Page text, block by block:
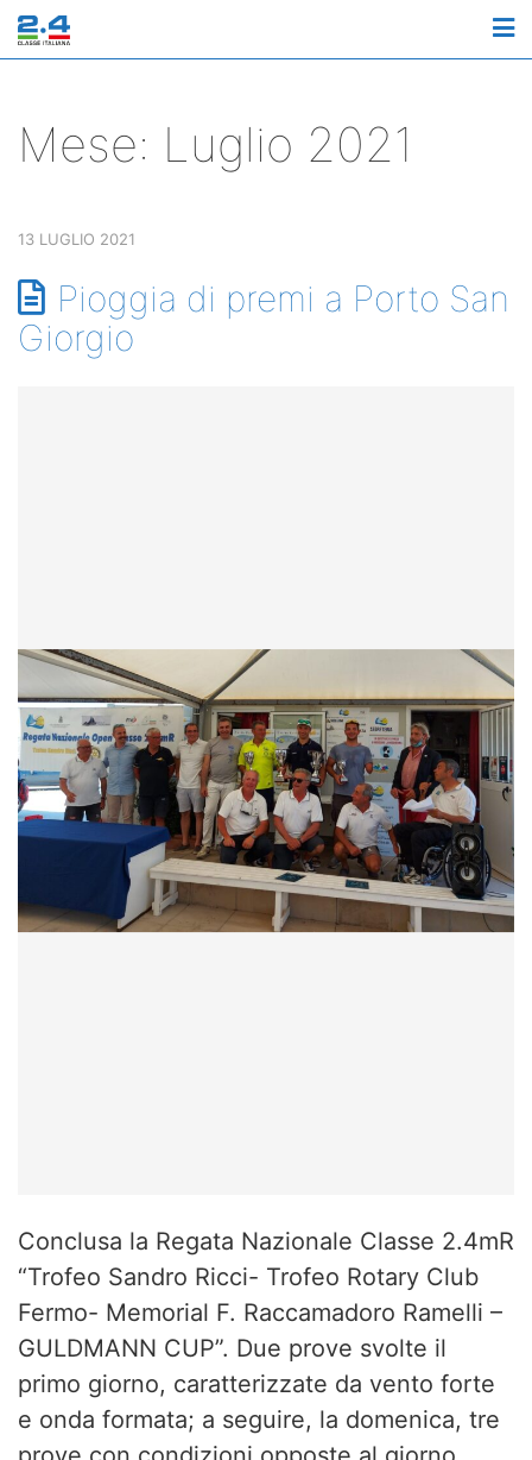
Mese: Luglio 2021
13 LUGLIO 2021
Pioggia di premi a Porto San
Giorgio
Conclusa la Regata Nazionale Classe 2.4mR
“Trofeo Sandro Ricci- Trofeo Rotary Club
Fermo- Memorial F. Raccamadoro Ramelli –
GULDMANN CUP”. Due prove svolte il
primo giorno, caratterizzate da vento forte
e onda formata; a seguire, la domenica, tre